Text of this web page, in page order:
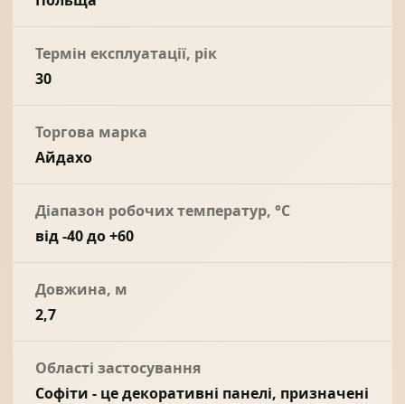
Термін експлуатації, рік
30
Торгова марка
Айдахо
Діапазон робочих температур, °С
від -40 до +60
Довжина, м
2,7
Області застосування
Софіти - це декоративні панелі, призначені